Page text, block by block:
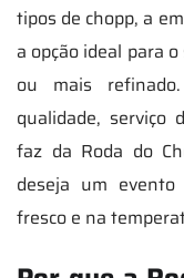
tipos de chopp, a
a opção ideal para
ou mais
qualidade, serviço
faz da Roda do
deseja um
fresco e na